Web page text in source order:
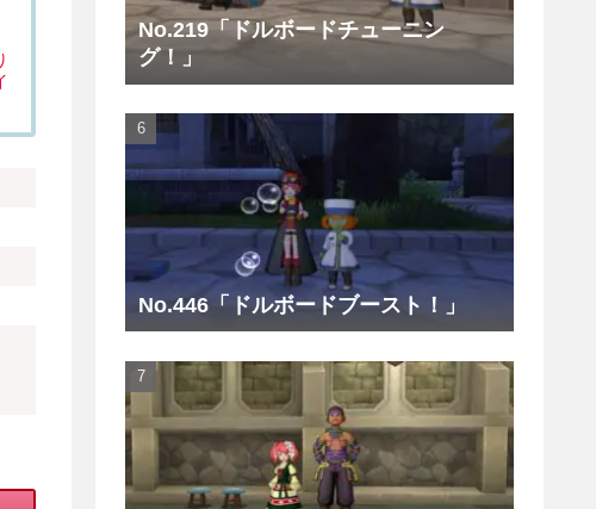
No.219「ドルボードチューニン
グ！」
No.446「ドルボードブースト！」